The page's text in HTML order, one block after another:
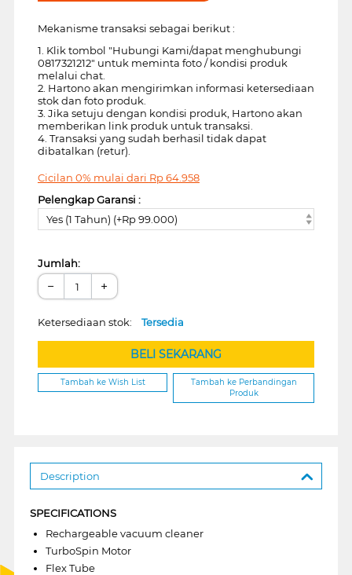
Mekanisme transaksi sebagai berikut :
1. Klik tombol "Hubungi Kami/dapat menghubungi
0817321212" untuk meminta foto / kondisi produk
melalui chat.
2. Hartono akan mengirimkan informasi ketersediaan
stok dan foto produk.
3. Jika setuju dengan kondisi produk, Hartono akan
memberikan link produk untuk transaksi.
4. Transaksi yang sudah berhasil tidak dapat
dibatalkan (retur).
Cicilan 0% mulai dari Rp64.958
Pelengkap Garansi :
Yes (1 Tahun) (+Rp 99.000)
Jumlah:
− +
Ketersediaan stok: Tersedia
BELI SEKARANG
Tambah ke Wish List
Tambah ke Perbandingan
Produk
Description
SPECIFICATIONS
Rechargeable vacuum cleaner
TurboSpin Motor
Flex Tube